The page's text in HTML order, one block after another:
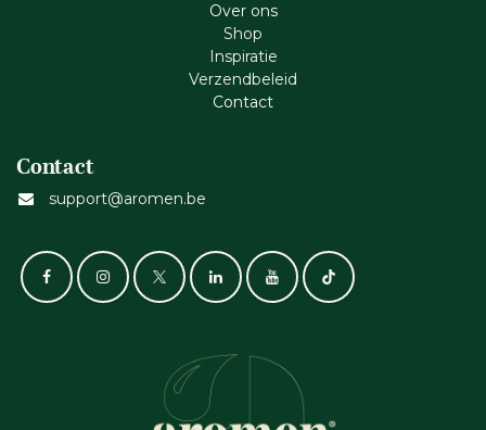
Ove​r​ ons
Shop
Inspiratie
Verzendbeleid
Cont​act
Contact
support@aromen.be